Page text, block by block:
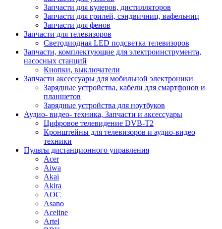
Запчасти для кулеров, дистилляторов
Запчасти для грилей, сэндвичниц, вафельниц
Запчасти для фенов
Запчасти для телевизоров
Светодиодная LED подсветка телевизоров
Запчасти, комплектующие для электроинструмента,
насосных станций
Кнопки, выключатели
Запчасти аксессуары для мобильной электроники
Зарядные устройства, кабели для смартфонов и
планшетов
Зарядные устройства для ноутбуков
Аудио- видео- техника, Запчасти и аксессуары
Цифровое телевидение DVB-T2
Кронштейны для телевизоров и аудио-видео
техники
Пульты дистанционного управления
Acer
Aiwa
Akai
Akira
AOC
Asano
Aceline
Artel